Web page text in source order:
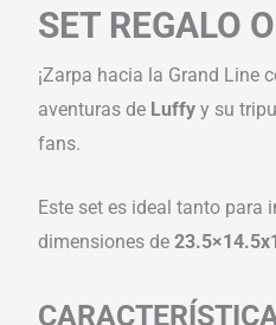
SET REGALO
¡Zarpa hacia la Grand Line
aventuras de Luffy y su
fans.
Este set es ideal tanto
dimensiones de